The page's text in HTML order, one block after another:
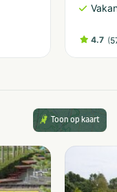
4.7 (
Toon op kaart